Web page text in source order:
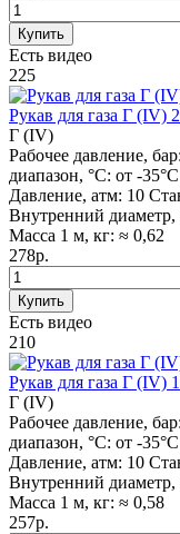
Купить
Есть видео
225
Рукав для газа Г
Г (IV)
Рабочее давление, бар:
диапазон, °C: от -
Давление, атм: 10
Внутренний
Масса 1 м, кг: ≈ 0,62
278р.
Купить
Есть видео
210
Рукав для газа Г
Г (IV)
Рабочее давление, бар:
диапазон, °C: от -
Давление, атм: 10
Внутренний
Масса 1 м, кг: ≈ 0,58
257р.